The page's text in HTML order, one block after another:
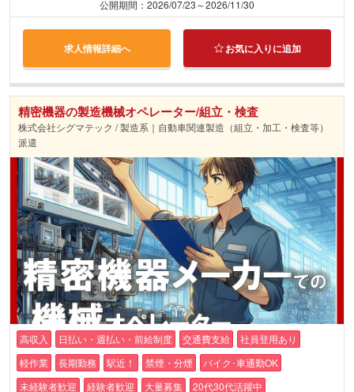
公開期間：2026/07/23～2026/11/30
求人情報詳細へ お気に入りに追加
精密機器の製造機械オペレーター/組立・検査
株式会社シグマテック / 製造系｜自動車関連製造（組立・加工・検査等）
派遣
高収入 日払い・週払い・前給制度 交通費支給
社員登用あり
軽作業
長期勤務 駅近！ 禁煙・分煙
バイク･車通勤OK
未経験者歓迎
経験者歓迎 大量募集 20代30代活躍中